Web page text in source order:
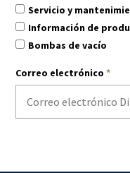
Servicio y
Información de
Bombas de vacío
Correo electrónico *